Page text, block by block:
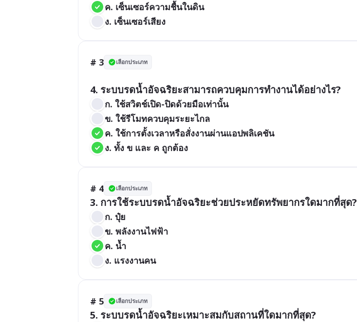
ค. เซ็นเซอร์ความชื้นในดิน
ง. เซ็นเซอร์เสียง
# 3 เลือกประเภท
4. ระบบรดน้ำอัจฉริยะสามารถควบคุมการทำงานได้อย่างไร?
ก. ใช้สวิตช์เปิด-ปิดด้วยมือเท่านั้น
ข. ใช้รีโมทควบคุมระยะไกล
ค. ใช้การตั้งเวลาหรือสั่งงานผ่านแอปพลิเคชัน
ง. ทั้ง ข และ ค ถูกต้อง
# 4 เลือกประเภท
3. การใช้ระบบรดน้ำอัจฉริยะช่วยประหยัดทรัพยากรใดมากที่สุด?
ก. ปุ๋ย
ข. พลังงานไฟฟ้า
ค. น้ำ
ง. แรงงานคน
# 5 เลือกประเภท